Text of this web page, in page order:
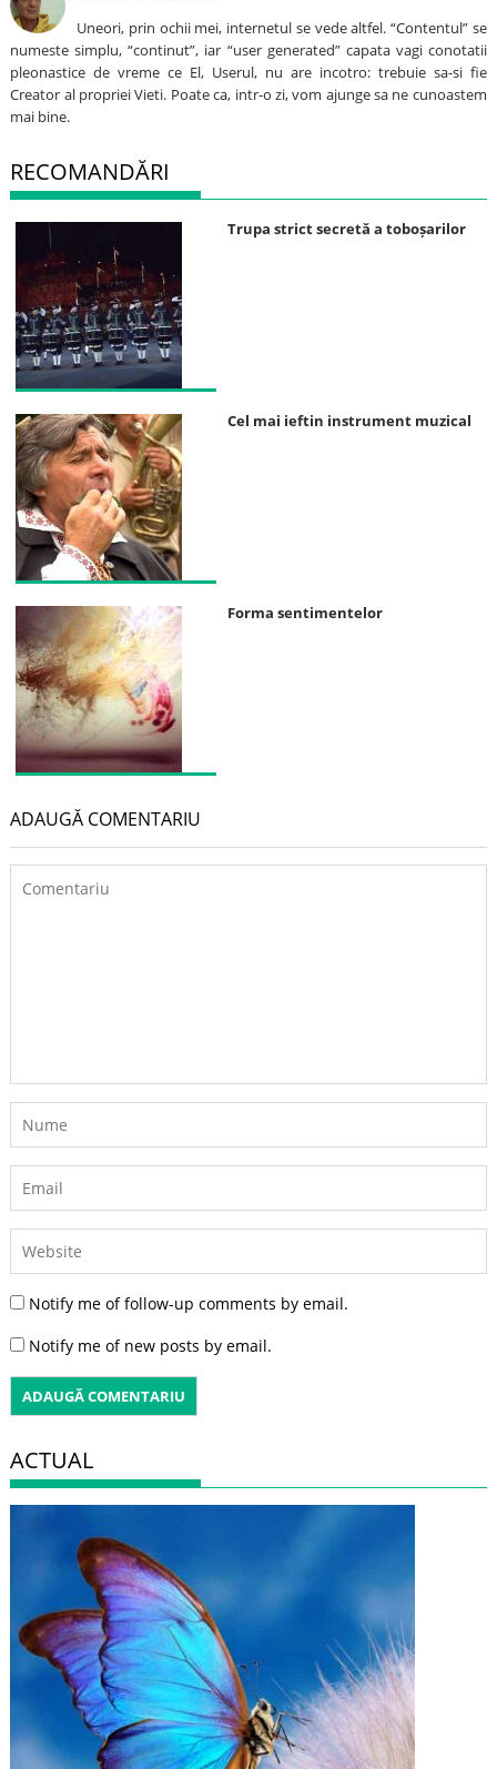
Uneori, prin ochii mei, internetul se vede altfel. “Contentul” se
numeste simplu, “continut”, iar “user generated” capata vagi conotatii
pleonastice de vreme ce El, Userul, nu are incotro: trebuie sa-si fie
Creator al propriei Vieti. Poate ca, intr-o zi, vom ajunge sa ne cunoastem
mai bine.
RECOMANDĂRI
Trupa strict secretă a toboșarilor
Cel mai ieftin instrument muzical
Forma sentimentelor
ADAUGĂ COMENTARIU
Notify me of follow-up comments by email.
Notify me of new posts by email.
ACTUAL